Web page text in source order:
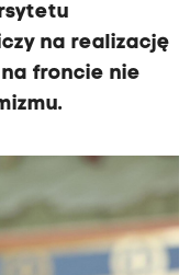
na realizację
froncie nie